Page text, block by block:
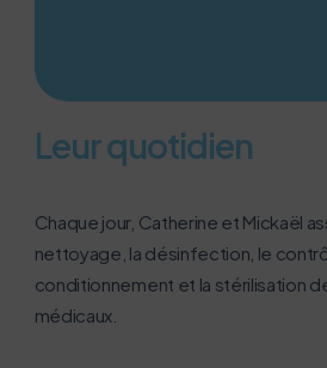
Leur quotidien
Chaque jour, Catherine et Mickaël
nettoyage, la désinfection, le
conditionnement et la stérilisation
médicaux.